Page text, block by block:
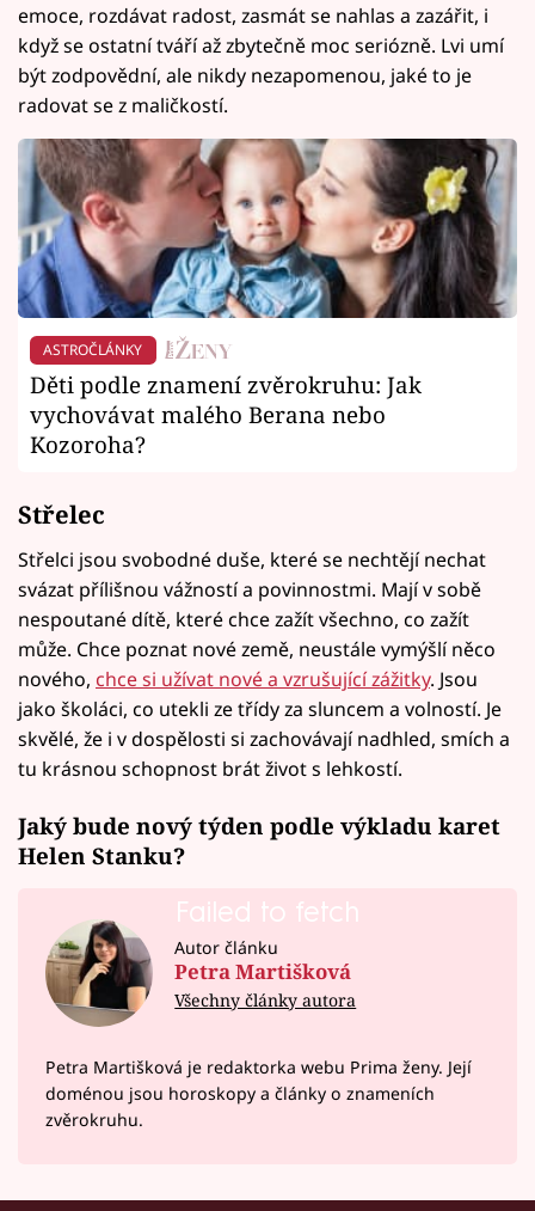
emoce, rozdávat radost, zasmát se nahlas a zazářit, i
když se ostatní tváří až zbytečně moc seriózně. Lvi umí
být zodpovědní, ale nikdy nezapomenou, jaké to je
radovat se z maličkostí.
ASTROČLÁNKY
Děti podle znamení zvěrokruhu: Jak
vychovávat malého Berana nebo
Kozoroha?
Střelec
Střelci jsou svobodné duše, které se nechtějí nechat
svázat přílišnou vážností a povinnostmi. Mají v sobě
nespoutané dítě, které chce zažít všechno, co zažít
může. Chce poznat nové země, neustále vymýšlí něco
nového, chce si užívat nové a vzrušující zážitky. Jsou
jako školáci, co utekli ze třídy za sluncem a volností. Je
skvělé, že i v dospělosti si zachovávají nadhled, smích a
tu krásnou schopnost brát život s lehkostí.
Jaký bude nový týden podle výkladu karet
Helen Stanku?
Failed to fetch
Autor článku
Petra Martišková
Všechny články autora
Petra Martišková je redaktorka webu Prima ženy. Její
doménou jsou horoskopy a články o znameních
zvěrokruhu.